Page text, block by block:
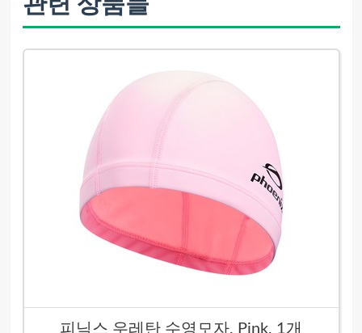
피닉스 우레탄 수영모자, Pink, 1개